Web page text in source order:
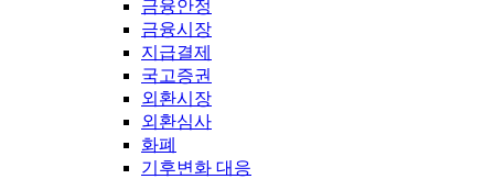
금융안정
금융시장
지급결제
국고증권
외환시장
외환심사
화폐
기후변화 대응